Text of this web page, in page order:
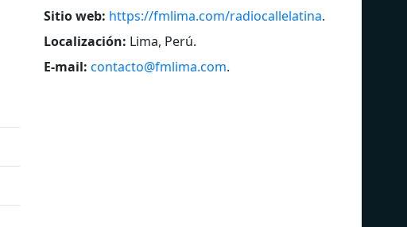
Sitio web: https://fmlima.com/radiocallelatina.
Localización: Lima, Perú.
E-mail: contacto@fmlima.com.